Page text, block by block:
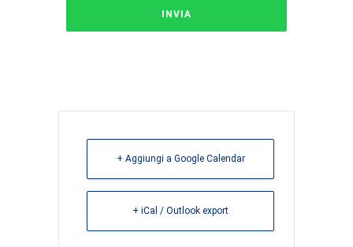
+ Aggiungi a Google Calendar
+ iCal / Outlook export